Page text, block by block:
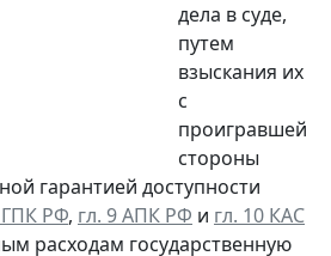
дела в суде,
путем
взыскания их
с
проигравшей
стороны
гарантией доступности
ГПК РФ, гл. 9 АПК РФ и гл. 10 КАС
расходам государственную